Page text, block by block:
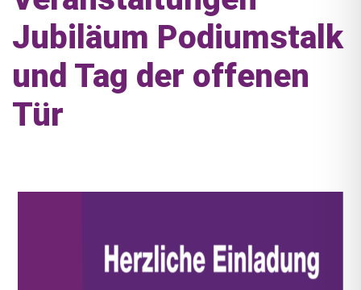
Jubiläum Podiumstalk
und Tag der offenen
Tür